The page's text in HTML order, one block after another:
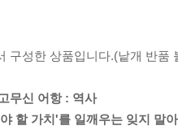
구성한 상품입니다.(낱개 반품
무신 어항 : 역사
할 가치'를 일깨우는 잊지 말아